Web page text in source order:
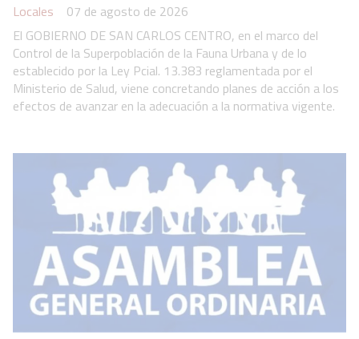
Locales
07 de agosto de 2026
El GOBIERNO DE SAN CARLOS CENTRO, en el marco del
Control de la Superpoblación de la Fauna Urbana y de lo
establecido por la Ley Pcial. 13.383 reglamentada por el
Ministerio de Salud, viene concretando planes de acción a los
efectos de avanzar en la adecuación a la normativa vigente.